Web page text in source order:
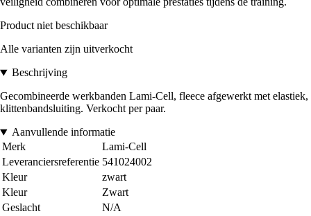
Product niet beschikbaar
Alle varianten zijn uitverkocht
Beschrijving
Gecombineerde werkbanden Lami-Cell, fleece afgewerkt met elastiek,
klittenbandsluiting. Verkocht per paar.
Aanvullende informatie
Merk
Lami-Cell
Leveranciersreferentie 541024002
Kleur
zwart
Kleur
Zwart
Geslacht
N/A